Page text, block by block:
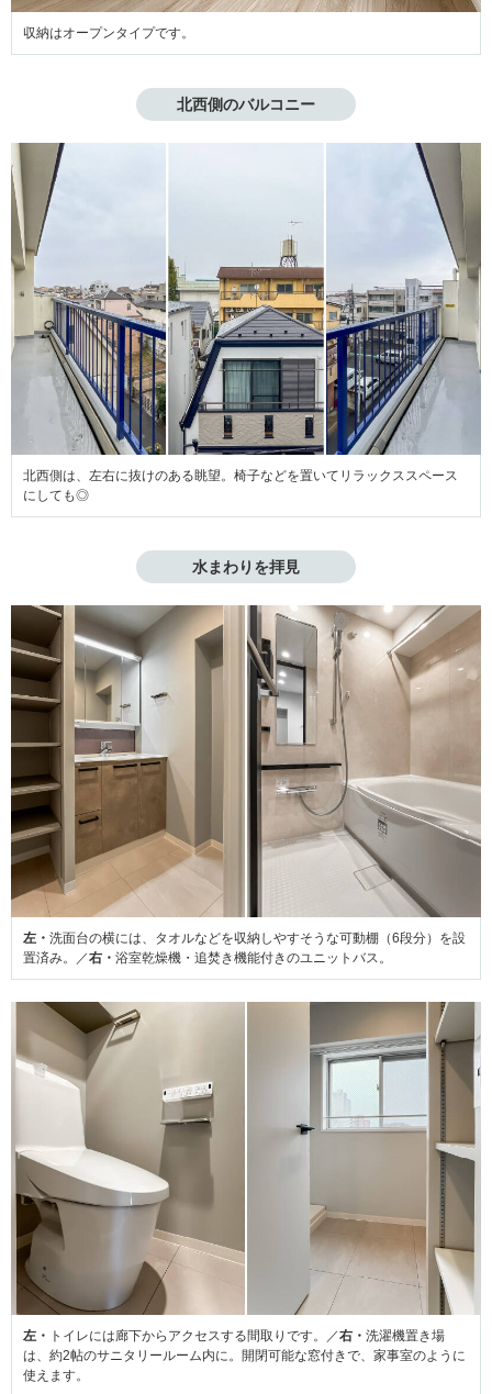
収納はオープンタイプです。
北西側のバルコニー
北西側は、左右に抜けのある眺望。椅子などを置いてリラックススペース
にしても◎
水まわりを拝見
左・ 洗面台の横には、タオルなどを収納しやすそうな可動棚（6段分）を設
置済み。／右・ 浴室乾燥機・追焚き機能付きのユニットバス。
左・ トイレには廊下からアクセスする間取りです。／右・ 洗濯機置き場
は、約2帖のサニタリールーム内に。開閉可能な窓付きで、家事室のように
使えます。